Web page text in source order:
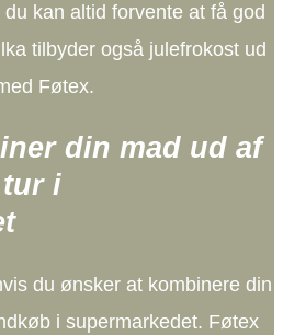
kan altid forvente at få god
tilbyder også julefrokost ud
Føtex.
din mad ud af
tur i
du ønsker at kombinere din
i supermarkedet. Føtex